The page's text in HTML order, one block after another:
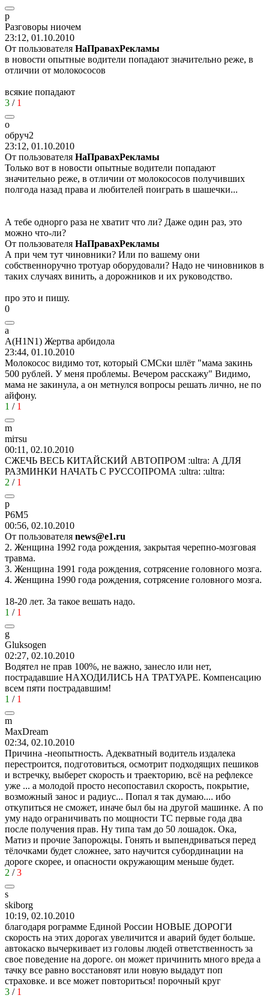
р
Разговоры ниочем
23:12, 01.10.2010
От пользователя НаПравахРекламы
в новости опытные водители попадают значительно реже, в
отличии от молокососов
всякие попадают
3 / 1
о
обруч2
23:12, 01.10.2010
От пользователя НаПравахРекламы
Только вот в новости опытные водители попадают
значительно реже, в отличии от молокососов получивших
полгода назад права и любителей поиграть в шашечки...
А тебе однорго раза не хватит что ли? Даже один раз, это
можно что-ли?
От пользователя НаПравахРекламы
А при чем тут чиновники? Или по вашему они
собственноручно тротуар оборудовали? Надо не чиновников в
таких случаях винить, а дорожников и их руководство.
про это и пишу.
0
а
А(H1N1) Жертва арбидола
23:44, 01.10.2010
Молокосос видимо тот, который СМСки шлёт "мама закинь
500 рублей. У меня проблемы. Вечером расскажу" Видимо,
мама не закинула, а он метнулся вопросы решать лично, не по
айфону.
1 / 1
m
miтsu
00:11, 02.10.2010
СЖЕЧЬ ВЕСЬ КИТАЙСКИЙ АВТОПРОМ :ultra: А ДЛЯ
РАЗМИНКИ НАЧАТЬ С РУССОПРОМА :ultra: :ultra:
2 / 1
р
Р6М5
00:56, 02.10.2010
От пользователя news@e1.ru
2. Женщина 1992 года рождения, закрытая черепно-мозговая
травма.
3. Женщина 1991 года рождения, сотрясение головного мозга.
4. Женщина 1990 года рождения, сотрясение головного мозга.
18-20 лет. За такое вешать надо.
1 / 1
g
Gluksogen
02:27, 02.10.2010
Водятел не прав 100%, не важно, занесло или нет,
пострадавшие НАХОДИЛИСЬ НА ТРАТУАРЕ. Компенсацию
всем пяти пострадавшим!
1 / 1
m
MaxDream
02:34, 02.10.2010
Причина -неопытность. Адекватный водитель издалека
перестроится, подготовиться, осмотрит подходящих пешиков
и встречку, выберет скорость и траекторию, всё на рефлексе
уже ... а молодой просто несопоставил скорость, покрытие,
возможный занос и радиус... Попал я так думаю.... ибо
откупиться не сможет, иначе был бы на другой машинке. А по
уму надо ограничивать по мощности ТС первые года два
после получения прав. Ну типа там до 50 лошадок. Ока,
Матиз и прочие Запорожцы. Гонять и выпендриваться перед
тёлочками будет сложнее, зато научится субординации на
дороге скорее, и опасности окружающим меньше будет.
2 /3
s
skiborg
10:19, 02.10.2010
благодаря рограмме Единой России НОВЫЕ ДОРОГИ
скорость на этих дорогах увеличится и аварий будет больше.
автокаско вычеркивает из головы людей ответственность за
свое поведение на дороге. он может причинить много вреда а
тачку все равно восстановят или новую выдадут поп
страховке. и все может повториться! порочный круг
3 / 1